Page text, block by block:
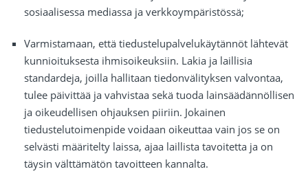
sosiaalisessa mediassa ja verkkoympäristössä;
Varmistamaan, että tiedustelupalvelukäytännöt lähtevät
kunnioituksesta ihmisoikeuksiin. Lakia ja laillisia
standardeja, joilla hallitaan tiedonvälityksen valvontaa,
tulee päivittää ja vahvistaa sekä tuoda lainsäädännöllisen
ja oikeudellisen ohjauksen piiriin. Jokainen
tiedustelutoimenpide voidaan oikeuttaa vain jos se on
selvästi määritelty laissa, ajaa laillista tavoitetta ja on
täysin välttämätön tavoitteen kannalta.